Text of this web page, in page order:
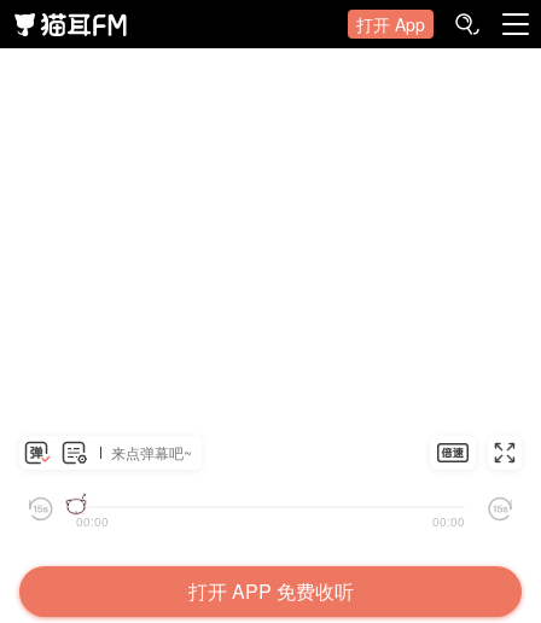
打开 App
来点弹幕吧~
00:00 00:00
打开 APP 免费收听